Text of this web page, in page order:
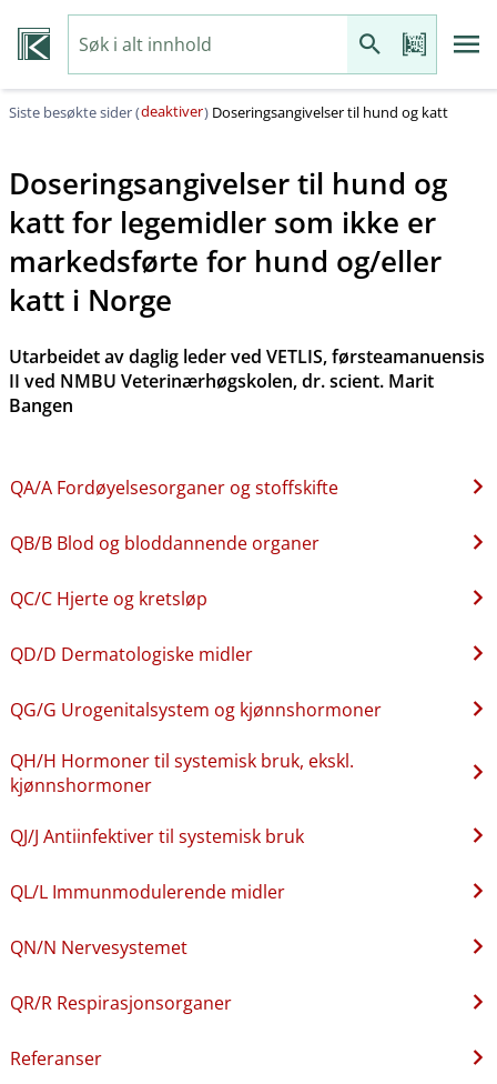
Siste besøkte sider (deaktiver) Doseringsangivelser til hund og katt
Doseringsangivelser til hund og
katt for legemidler som ikke er
markedsførte for hund og​/​eller
katt i Norge
Utarbeidet av daglig leder ved VETLIS, førsteamanuensis
II ved NMBU Veterinærhøgskolen, dr. scient. Marit
Bangen
QA​/​A Fordøyelsesorganer og stoffskifte
QB​/​B Blod og bloddannende organer
QC​/​C Hjerte og kretsløp
QD​/​D Dermatologiske midler
QG​/​G Urogenitalsystem og kjønnshormoner
QH​/​H Hormoner til systemisk bruk, ekskl.
kjønnshormoner
QJ​/​J Antiinfektiver til systemisk bruk
QL​/​L Immunmodulerende midler
QN​/​N Nervesystemet
QR​/​R Respirasjonsorganer
Referanser